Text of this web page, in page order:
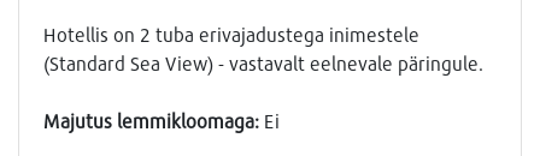
Hotellis on 2 tuba erivajadustega inimestele
(Standard Sea View) - vastavalt eelnevale päringule.
Majutus lemmikloomaga: Ei